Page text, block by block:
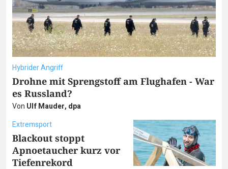
Hybrider Angriff
Drohne mit Sprengstoff am Flughafen - War
es Russland?
Von Ulf Mauder, dpa
Extremsport
Blackout stoppt
Apnoetaucher kurz vor
Tiefenrekord